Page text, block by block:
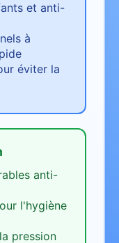
et anti-
à
éviter la
anti-
l'hygiène
pression